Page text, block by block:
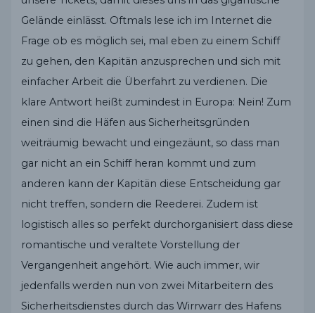
Gelände einlässt. Oftmals lese ich im Internet die
Frage ob es möglich sei, mal eben zu einem Schiff
zu gehen, den Kapitän anzusprechen und sich mit
einfacher Arbeit die Überfahrt zu verdienen. Die
klare Antwort heißt zumindest in Europa: Nein! Zum
einen sind die Häfen aus Sicherheitsgründen
weiträumig bewacht und eingezäunt, so dass man
gar nicht an ein Schiff heran kommt und zum
anderen kann der Kapitän diese Entscheidung gar
nicht treffen, sondern die Reederei. Zudem ist
logistisch alles so perfekt durchorganisiert dass diese
romantische und veraltete Vorstellung der
Vergangenheit angehört. Wie auch immer, wir
jedenfalls werden nun von zwei Mitarbeitern des
Sicherheitsdienstes durch das Wirrwarr des Hafens